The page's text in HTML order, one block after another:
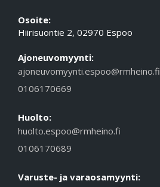
Osoite:
Hiirisuontie 2, 02970 Espoo
Ajoneuvomyynti:
ajoneuvomyynti.espoo@rmheino.fi
0106170669
Huolto:
huolto.espoo@rmheino.fi
0106170689
Varuste- ja varaosamyynti: